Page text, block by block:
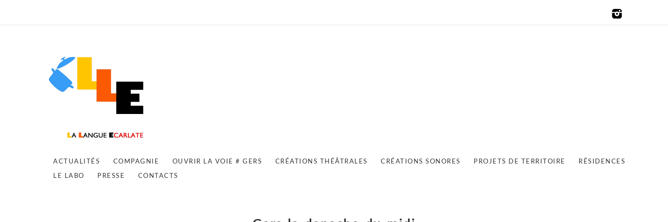
ACTUALITÉS COMPAGNIE OUVRIR LA VOIE # GERS CRÉATIONS THÉÂTRALES CRÉATIONS SONORES PROJETS DE TERRITOIRE RÉSIDENCES
LE LABO PRESSE CONTACTS